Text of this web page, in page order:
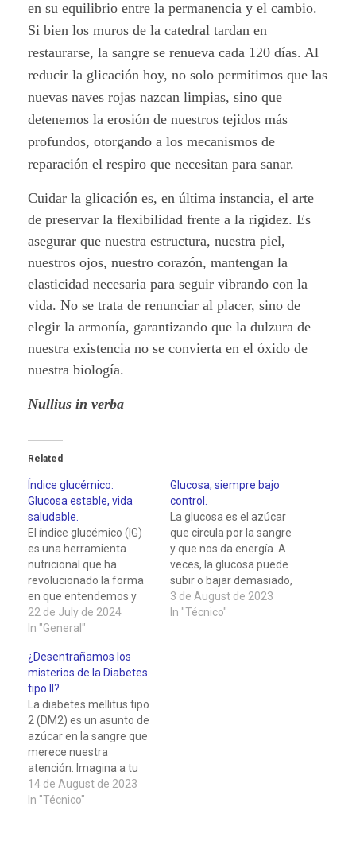
en su equilibrio entre la permanencia y el cambio.
Si bien los muros de la catedral tardan en
restaurarse, la sangre se renueva cada 120 días. Al
reducir la glicación hoy, no solo permitimos que las
nuevas naves rojas nazcan limpias, sino que
detenemos la erosión de nuestros tejidos más
profundos, otorgando a los mecanismos de
reparación el respiro que necesitan para sanar.
Cuidar la glicación es, en última instancia, el arte
de preservar la flexibilidad frente a la rigidez. Es
asegurar que nuestra estructura, nuestra piel,
nuestros ojos, nuestro corazón, mantengan la
elasticidad necesaria para seguir vibrando con la
vida. No se trata de renunciar al placer, sino de
elegir la armonía, garantizando que la dulzura de
nuestra existencia no se convierta en el óxido de
nuestra biología.
Nullius in verba
Related
Índice glucémico:
Glucosa estable, vida
saludable.
El índice glucémico (IG)
es una herramienta
nutricional que ha
revolucionado la forma
en que entendemos y
gestionamos la
alimentación saludable.
David Jenkins y su
equipo en la Universidad
de Toronto en los años
ochenta, el IG mide la
velocidad con la que los
carbohidratos en…
22 de July de 2024
In "General"
Glucosa, siempre bajo
control.
La glucosa es el azúcar
que circula por la sangre
y que nos da energía. A
veces, la glucosa puede
subir o bajar demasiado,
y eso no es bueno para
nuestra salud. A eso se
3 de August de 2023
In "Técnico"
¿Desentrañamos los
misterios de la Diabetes
tipo II?
La diabetes mellitus tipo
2 (DM2) es un asunto de
azúcar en la sangre que
merece nuestra
atención. Imagina a tu
cuerpo como una fábrica
de energía. Para
14 de August de 2023
In "Técnico"